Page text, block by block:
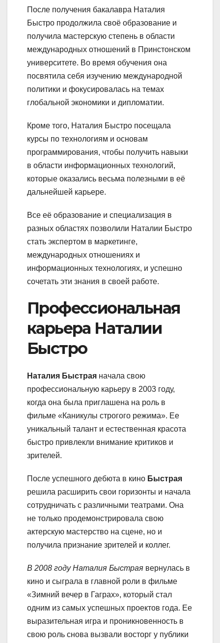
После получения бакалавра Наталия
Быстро продолжила своё образование и
получила мастерскую степень в области
международных отношений в Принстонском
университете. Во время обучения она
посвятила себя изучению международной
политики и фокусировалась на темах
глобальной экономики и дипломатии.
Кроме того, Наталия Быстро посещала
курсы по технологиям и основам
программирования, чтобы получить навыки
в области информационных технологий,
которые оказались весьма полезными в её
дальнейшей карьере.
Все её образование и специализация в
разных областях позволили Наталии Быстро
стать экспертом в маркетинге,
международных отношениях и
информационных технологиях, и успешно
сочетать эти знания в своей работе.
Профессиональная
карьера Наталии
Быстро
Наталия Быстрая начала свою
профессиональную карьеру в 2003 году,
когда она была приглашена на роль в
фильме «Каникулы строгого режима». Ее
уникальный талант и естественная красота
быстро привлекли внимание критиков и
зрителей.
После успешного дебюта в кино Быстрая
решила расширить свои горизонты и начала
сотрудничать с различными театрами. Она
не только продемонстрировала свою
актерскую мастерство на сцене, но и
получила признание зрителей и коллег.
В 2008 году Наталия Быстрая вернулась в
кино и сыграла в главной роли в фильме
«Зимний вечер в Гаграх», который стал
одним из самых успешных проектов года. Ее
выразительная игра и проникновенность в
свою роль снова вызвали восторг у публики